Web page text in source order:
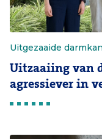
Uitgezaaide
Uitzaaiing van
agressiever in